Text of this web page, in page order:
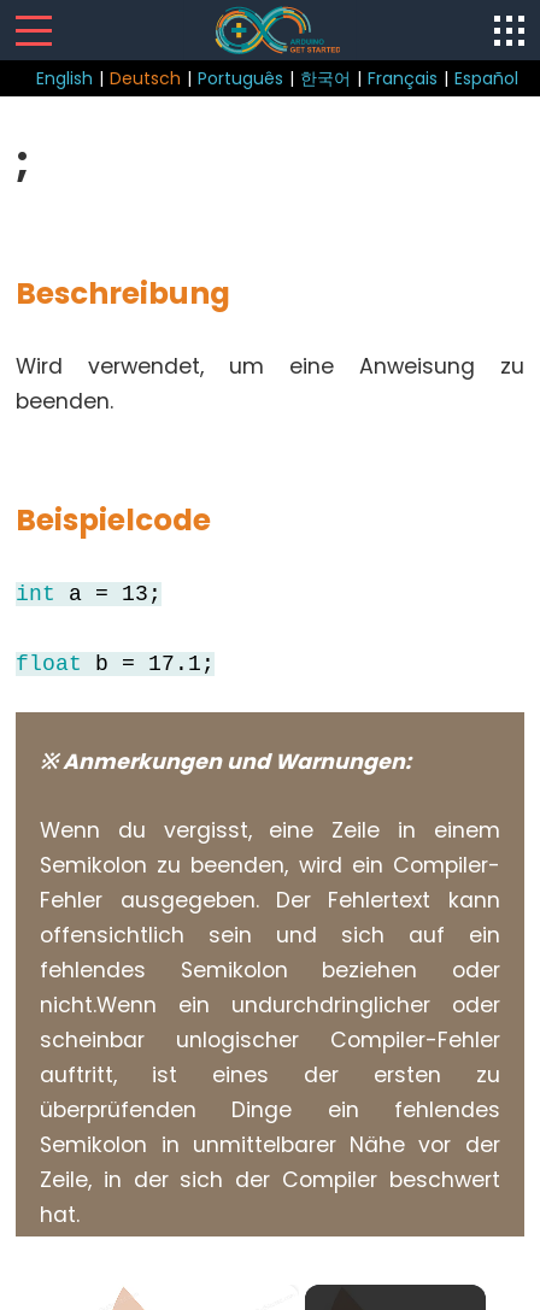
English | Deutsch | Português | 한국어 | Français | Español
loop()
Structure
do...while
else
for
goto
if
return
switch...case
while
Further
Syntax
(Kommentarblock)
(Geschweifte
Klammern)
(define)
#include
;
Beschreibung
Wird verwendet, um eine Anweisung zu
beenden.
Beispielcode
int a = 13;
float b = 17.1;
※ Anmerkungen und Warnungen:
Wenn du vergisst, eine Zeile in einem
Semikolon zu beenden, wird ein Compiler-
Fehler ausgegeben. Der Fehlertext kann
offensichtlich sein und sich auf ein
fehlendes Semikolon beziehen oder
nicht.Wenn ein undurchdringlicher oder
scheinbar unlogischer Compiler-Fehler
auftritt, ist eines der ersten zu
überprüfenden Dinge ein fehlendes
Semikolon in unmittelbarer Nähe vor der
Zeile, in der sich der Compiler beschwert
hat.